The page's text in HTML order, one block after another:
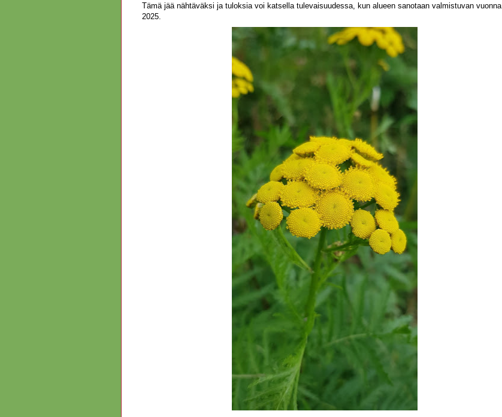
Tämä jää nähtäväksi ja tuloksia voi katsella tulevaisuudessa, kun alueen sanotaan valmistuvan vuonna
2025.